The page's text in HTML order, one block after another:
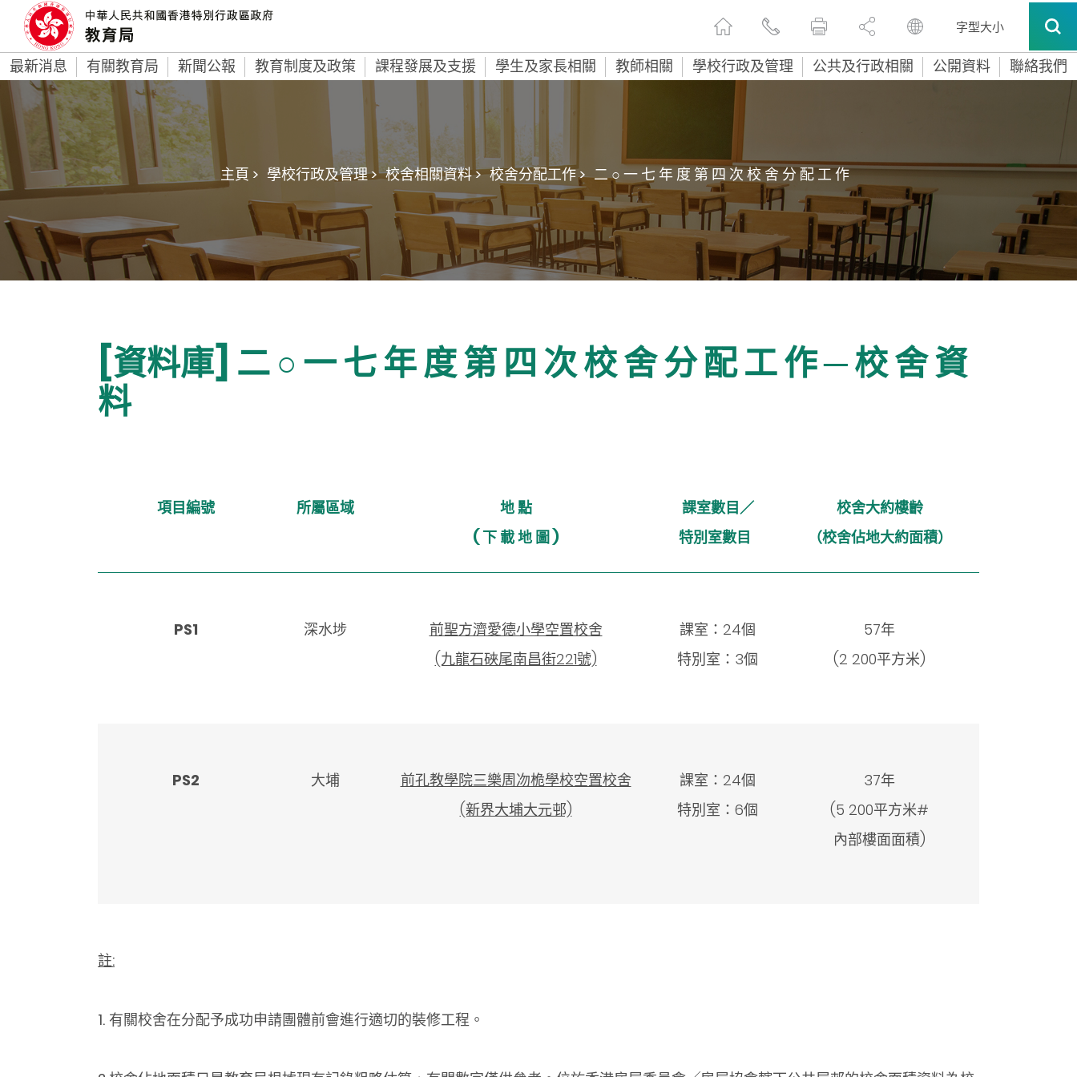
字型大小
最新消息 有關教育局 新聞公報 教育制度及政策 課程發展及支援 學生及家長相關 教師相關 學校行政及管理 公共及行政相關 公開資料 聯絡我們
主頁 > 學校行政及管理 > 校舍相關資料 > 校舍分配工作 > 二 ○ 一 七 年 度 第 四 次 校 舍 分 配 工 作
[資料庫] 二 ○ 一 七 年 度 第 四 次 校 舍 分 配 工 作 ─ 校 舍 資
料
項目編號 所屬區域
地 點
( 下 載 地 圖 )
課室數目／
特別室數目
校舍大約樓齡
（校舍佔地大約面積）
PS1 深水埗
前聖方濟愛德小學空置校舍
(九龍石硤尾南昌街221號)
課室：24個
特別室：3個
57年
(2 200平方米)
PS2 大埔
前孔教學院三樂周𠖳桅學校空置校舍
(新界大埔大元邨)
課室：24個
特別室：6個
37年
(5 200平方米#
內部樓面面積)
註:
1. 有關校舍在分配予成功申請團體前會進行適切的裝修工程。